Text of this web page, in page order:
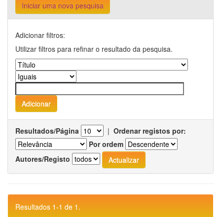
Iniciar uma nova pesquisa
Adicionar filtros:
Utilizar filtros para refinar o resultado da pesquisa.
Resultados/Página | Ordenar registos por:
Por ordem
Autores/Registo
Resultados 1-1 de 1.